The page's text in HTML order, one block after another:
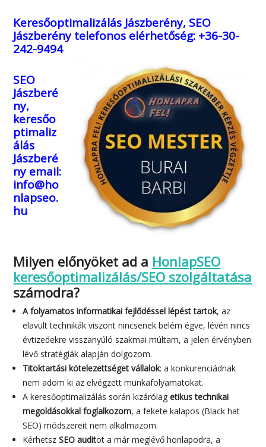
Keresőoptimalizálás Jászberény, SEO
Jászberénytelefonos elérhetőség: +36-30-
242-9494
SEO
Jászberé
ny,
keresőo
ptimaliz
álás
Jászberé
nyemail:
info@ho
nlapseo.
hu
Milyen előnyöket ad a HonlapSEO
keresőoptimalizálás/SEO szolgáltatása
számodra?
A folyamatos informatikai fejlődéssel lépést tartok, az
elavult technikák viszont nincsenek belém égve, lévén nincs
évtizedekre visszanyúló szakmai múltam, a jelen érvényben
lévő stratégiák alapján dolgozom.
Titoktartási kötelezettséget vállalok: a konkurenciádnak
nem adom ki az elvégzett munkafolyamatokat.
A keresőoptimalizálás során kizárólagetikus technikai
megoldásokkal foglalkozom, a fekete kalapos (Black hat
SEO) módszereit nem alkalmazom.
KérhetszSEO auditot a már meglévő honlapodra, a